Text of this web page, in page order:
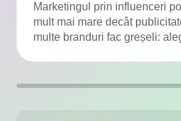
eviți
Marketingul prin influenceri
mult mai mare decât
multe branduri fac greșeli:
adunat TOP-10 greșeli